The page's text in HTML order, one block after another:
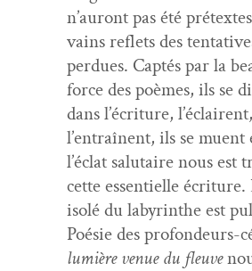
n’auront pas été
vains reflets des
per­dues. Cap­tés par la
force des poèmes, ils se
dans l’écriture, l’éclairent,
l’entraînent, ils se
l’éclat salu­taire nous est
cette essen­tielle écri­t­ure.
isolé du labyrinthe est
Poésie des pro­fondeurs-
lumière venue du fleuve